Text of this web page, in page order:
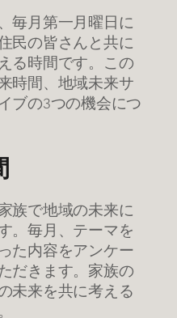
毎月第一月曜日に
民の皆さんと共に
る時間です。この
時間、地域未来サ
ブの3つの機会につ
族で地域の未来に
。毎月、テーマを
た内容をアンケー
だきます。家族の
未来を共に考える